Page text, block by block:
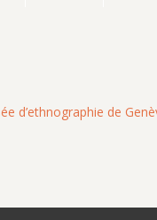
d’ethnographie de